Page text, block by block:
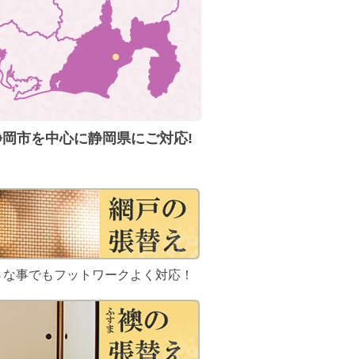
市を中心に静岡県にご対応!
事でもフットワークよく対応！